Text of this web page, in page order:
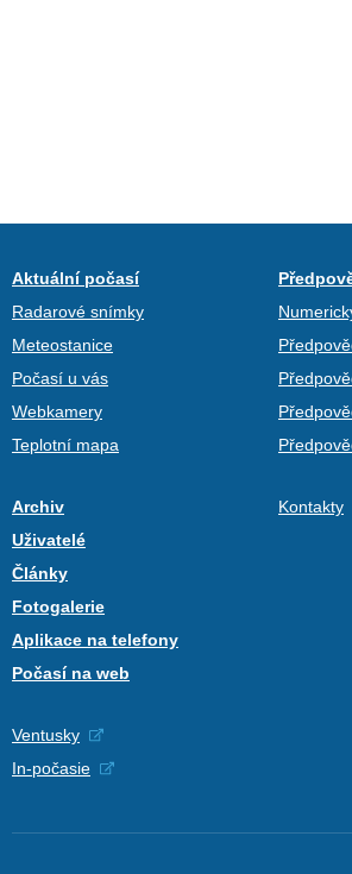
Aktuální počasí
Radarové snímky
Meteostanice
Počasí u vás
Webkamery
Teplotní mapa
Archiv
Uživatelé
Články
Fotogalerie
Aplikace na telefony
Počasí na web
Kontakty
Ventusky
In-počasie